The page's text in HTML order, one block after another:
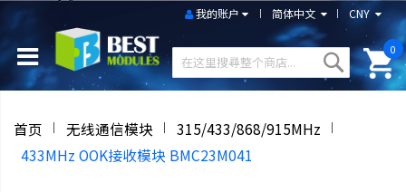
CNY
简体中文
我的账户
0
首页 无线通信模块
315/433/868/915MHz
433MHz OOK接收模块 BMC23M041